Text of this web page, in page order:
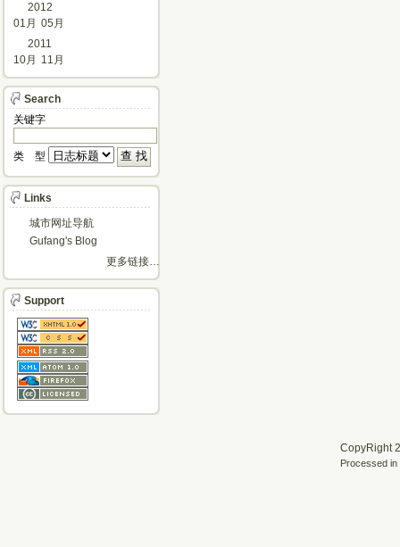
2012
01月 05月
2011
10月
11月
Search
关键字
类 型
Links
城市网址导航
Gufang's Blog
更多链接…
Support
CopyRight
Processed in